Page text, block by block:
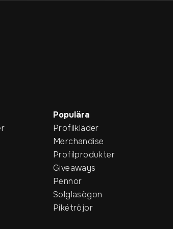
Populära
Profilkläder
Merchandise
Profilprodukter
Giveaways
Pennor
Solglasögon
Pikétröjor